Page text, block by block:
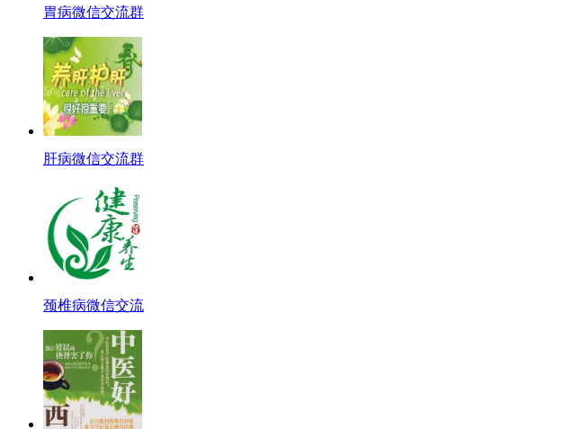
胃病微信交流群
肝病微信交流群
颈椎病微信交流